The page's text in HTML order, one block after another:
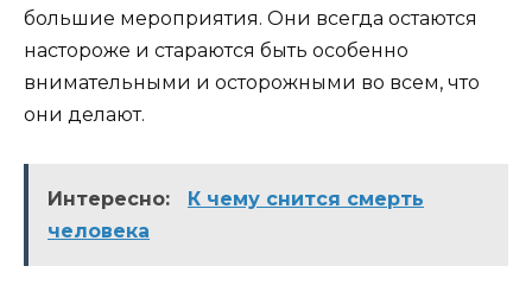
большие мероприятия. Они всегда остаются
настороже и стараются быть особенно
внимательными и осторожными во всем, что
они делают.
Интересно:
К чему снится смерть
человека